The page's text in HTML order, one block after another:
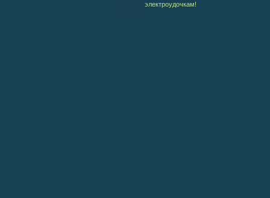
электроудочкам!